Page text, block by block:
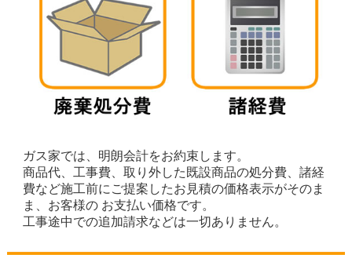
ガス家では、明朗会計をお約束します。
商品代、工事費、取り外した既設商品の処分費、諸経
費など施工前にご提案したお見積の価格表示がそのま
ま、お客様の お支払い価格です。
工事途中での追加請求などは一切ありません。